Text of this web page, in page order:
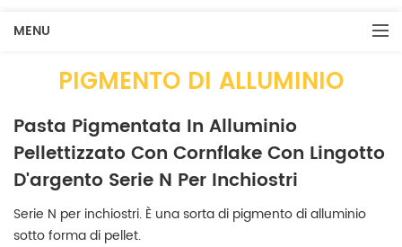
MENU
PIGMENTO DI ALLUMINIO
Pasta Pigmentata In Alluminio
Pellettizzato Con Cornflake Con Lingotto
D'argento Serie N Per Inchiostri
Serie N per inchiostri. È una sorta di pigmento di alluminio
sotto forma di pellet.